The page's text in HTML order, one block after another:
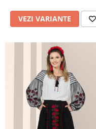
VEZI VARIANTE